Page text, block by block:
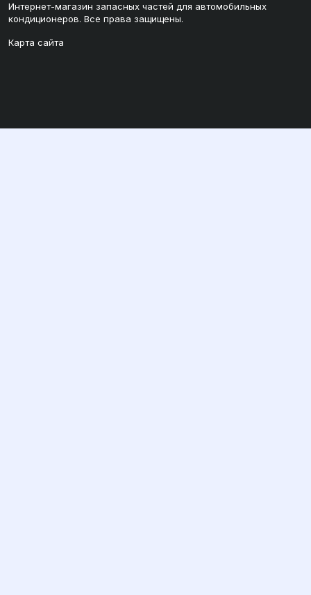
Интернет-магазин запасных частей для автомобильных
кондиционеров. Все права защищены.
Карта сайта